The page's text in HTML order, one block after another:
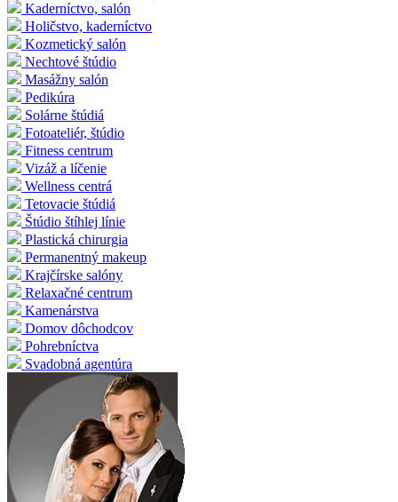
Kaderníctvo, salón
Holičstvo, kaderníctvo
Kozmetický salón
Nechtové štúdio
Masážny salón
Pedikúra
Solárne štúdiá
Fotoateliér, štúdio
Fitness centrum
Vizáž a líčenie
Wellness centrá
Tetovacie štúdiá
Štúdio štíhlej línie
Plastická chirurgia
Permanentný makeup
Krajčírske salóny
Relaxačné centrum
Kamenárstva
Domov dôchodcov
Pohrebníctva
Svadobná agentúra